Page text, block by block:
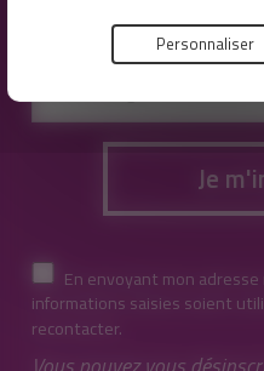
Personnaliser
Je
En envoyant mon
informations saisies soient
recontacter.